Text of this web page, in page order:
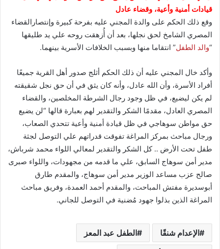
قيادات أمنية وأعية، وقضاء عادل
وقع ذلك الحكم على والدة المجني عليه بفرحة كبيرة وإنتصارالقضاء
المصري الشامخ لحق نجلها، بعد أن أُزهقت روحه علي يد طليقها
“والد الطفل” انتقاما منها وبسبب الخلافات الأسرية بينهما.
وأكد خال المجني عليه أن ذلك الحكم أثلج صدور أهل القرية جميعًا
أفراد الأسرة، وأن الله عادل، وأنه كان يثق في أن حق نجل شقيقته
لم يكن ليضيع، في ظل وجود رجال الشرطة المخلصين، والقضاء
المصري العادل، مقدمًا الشكر والتقدير لهم بعبارة قالها “لن يضيع
حق مواطن سوهاجي في ظل قيادة أمنية وأعية تتحدي الصعاب،
ورجال مباحث بمركز المراغة تفوقت قدراتهم علي التوصل لجثة
طفل تحت الأرض .. كل الشكر والتقدير لمعالي اللواء محمد شرباش،
مدير أمن سوهاج السابق، علي ما قدمه من مجهودات، واللواء صبرى
صالح عزب مساعد الوزير مدير أمن سوهاج، والمقدم طارق
أبوسديرة مفتش المباحت، والمقدم أحمد العمدة، وفريق مباحث
المراغة الذين بذلوا جهود مُضنية في التوصل للجاني.
الإعدام شنقًا الطفل عبد المعز